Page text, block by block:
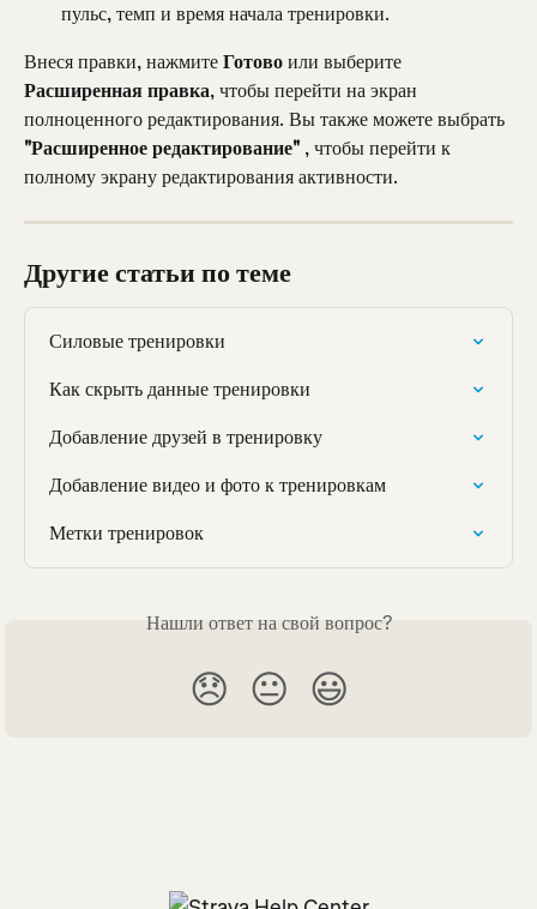
пульс, темп и время начала тренировки.
Внеся правки, нажмите Готово или выберите
Расширенная правка, чтобы перейти на экран
полноценного редактирования. Вы также можете выбрать
"Расширенное редактирование" , чтобы перейти к
полному экрану редактирования активности.
Другие статьи по теме
Силовые тренировки
Как скрыть данные тренировки
Добавление друзей в тренировку
Добавление видео и фото к тренировкам
Метки тренировок
Нашли ответ на свой вопрос?
😞 😐 😃